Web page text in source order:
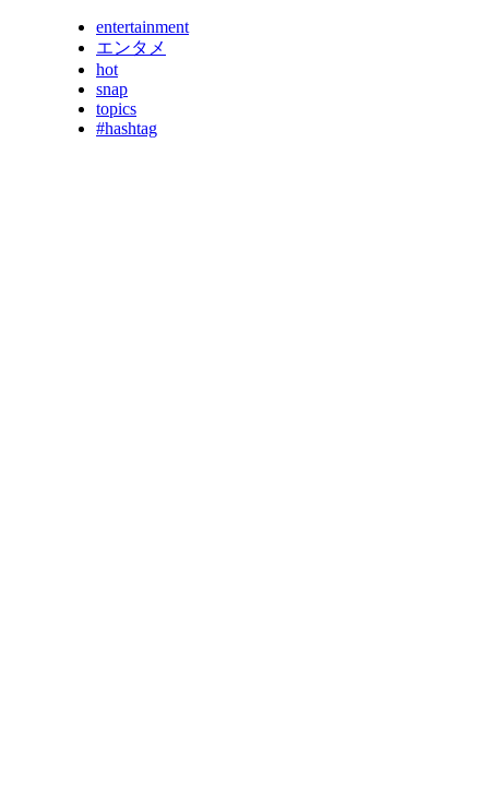
entertainment
エンタメ
hot
snap
topics
#hashtag